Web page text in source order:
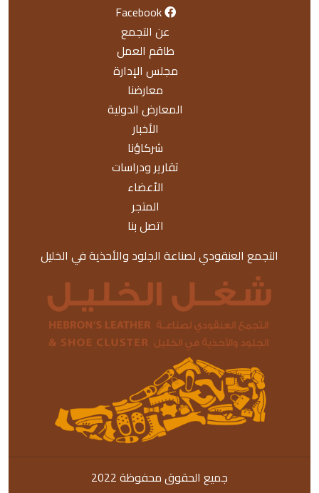
Facebook
عن التجمع
طاقم العمل
مجلس الإدارة
معارضنا
المعارض الدولية
الأخبار
شركاؤنا
تقارير ودراسات
الأعضاء
المتجر
اتصل بنا
التجمع العنقودي لصناعة الجلود والأحذية في الخليل
جميع الحقوق محفوظة 2022